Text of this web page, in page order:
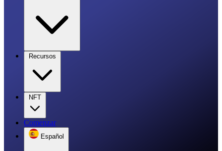
Recursos
NFT
Comenzar
Español